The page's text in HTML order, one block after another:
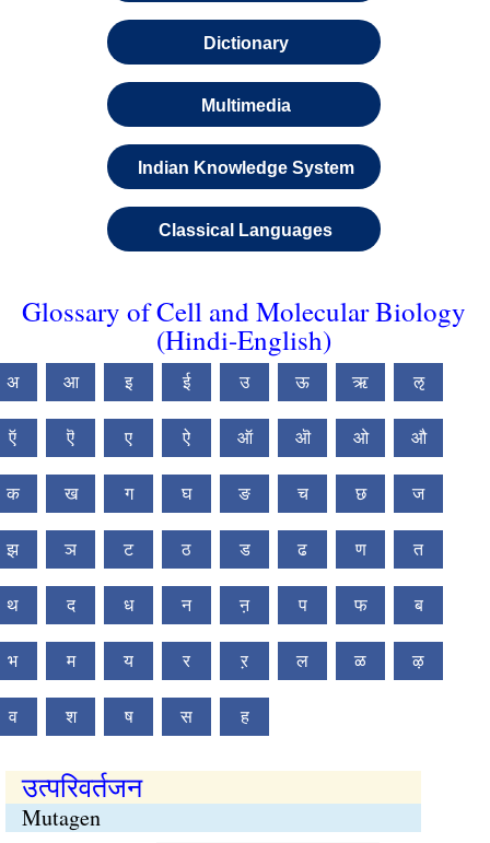
Dictionary
Multimedia
Indian Knowledge System
Classical Languages
Glossary of Cell and Molecular Biology
(Hindi-English)
अ आ इ ई उ ऊ ऋ ऌ
ऍ ऎ ए ऐ ऑ ऒ ओ औ
क ख ग घ ङ च छ ज
झ ञ ट ठ ड ढ ण त
थ द ध न ऩ प फ ब
भ म य र ऱ ल ळ ऴ
व श ष स ह
उत्परिवर्तजन
Mutagen